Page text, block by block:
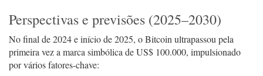
Perspectivas e previsões (2025–2030)
No final de 2024 e início de 2025, o Bitcoin ultrapassou pela
primeira vez a marca simbólica de US$ 100.000, impulsionado
por vários fatores-chave: